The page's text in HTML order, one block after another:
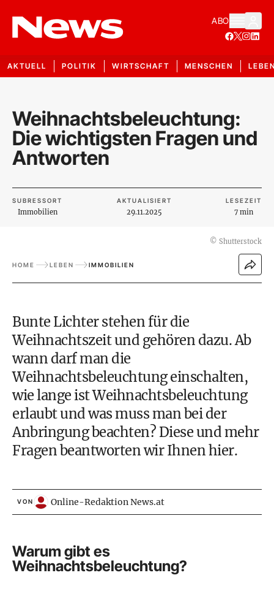
ABO
AKTUELL POLITIK WIRTSCHAFT MENSCHEN
Weihnachtsbeleuchtung:
Die wichtigsten Fragen und
Antworten
SUBRESSORT
Immobilien
AKTUALISIERT
29.11.2025
LESEZEIT
7 min
© Shutterstock
HOME LEBEN IMMOBILIEN
Bunte Lichter stehen für die
Weihnachtszeit und gehören dazu. Ab
wann darf man die
Weihnachtsbeleuchtung einschalten,
wie lange ist Weihnachtsbeleuchtung
erlaubt und was muss man bei der
Anbringung beachten? Diese und mehr
Fragen beantworten wir Ihnen hier.
VON Online-Redaktion News.at
Warum gibt es
Weihnachtsbeleuchtung?